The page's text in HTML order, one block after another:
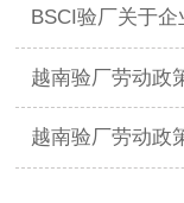
BSCI验厂关于
越南验厂劳动政策须知
越南验厂劳动政策须